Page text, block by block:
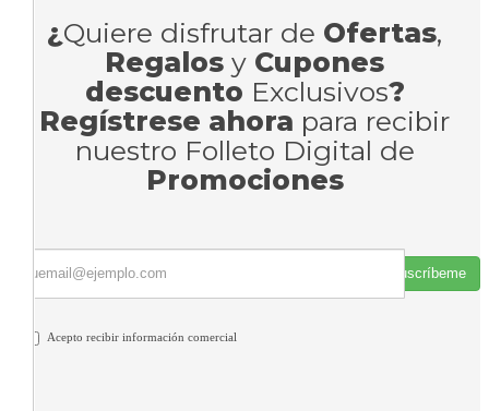
¿Quiere disfrutar de Ofertas,
Regalos y Cupones
descuento Exclusivos?
Regístrese ahora para recibir
nuestro Folleto Digital de
Promociones
Suscríbeme
Acepto recibir información comercial